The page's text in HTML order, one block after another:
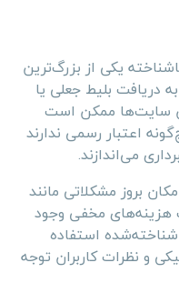
یکی از بزرگ‌ترین
دریافت بلیط جعلی یا
سایت‌ها ممکن است
اعتبار رسمی ندارند
می‌اندازند.
بروز مشکلاتی مانند
هزینه‌های مخفی وجود
استفاده
و نظرات کاربران توجه